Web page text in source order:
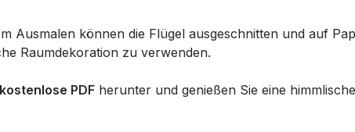
Ausmalen können die Flügel ausgeschnitten und auf
Raumdekoration zu verwenden.
kostenlose PDF herunter und genießen Sie eine